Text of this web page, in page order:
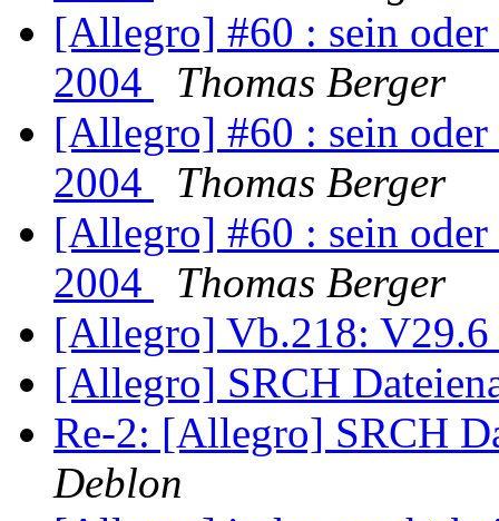
[Allegro] #60 : sein oder
2004
Thomas Berger
[Allegro] #60 : sein oder
2004
Thomas Berger
[Allegro] #60 : sein oder
2004
Thomas Berger
[Allegro] Vb.218:
[Allegro] SRCH
Re-2: [Allegro] SRCH
Deblon